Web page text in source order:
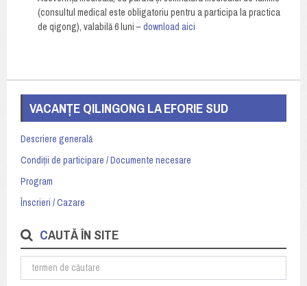
(consultul medical este obligatoriu pentru a participa la practica
de qigong), valabilă 6 luni – download aici
VACANȚE QILINGONG LA EFORIE SUD
Descriere generală
Condiții de participare / Documente necesare
Program
Înscrieri / Cazare
CAUTĂ ÎN SITE